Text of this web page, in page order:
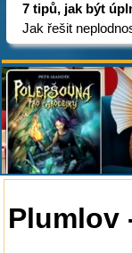
7 tipů, jak být
Jak řešit
Plumlov